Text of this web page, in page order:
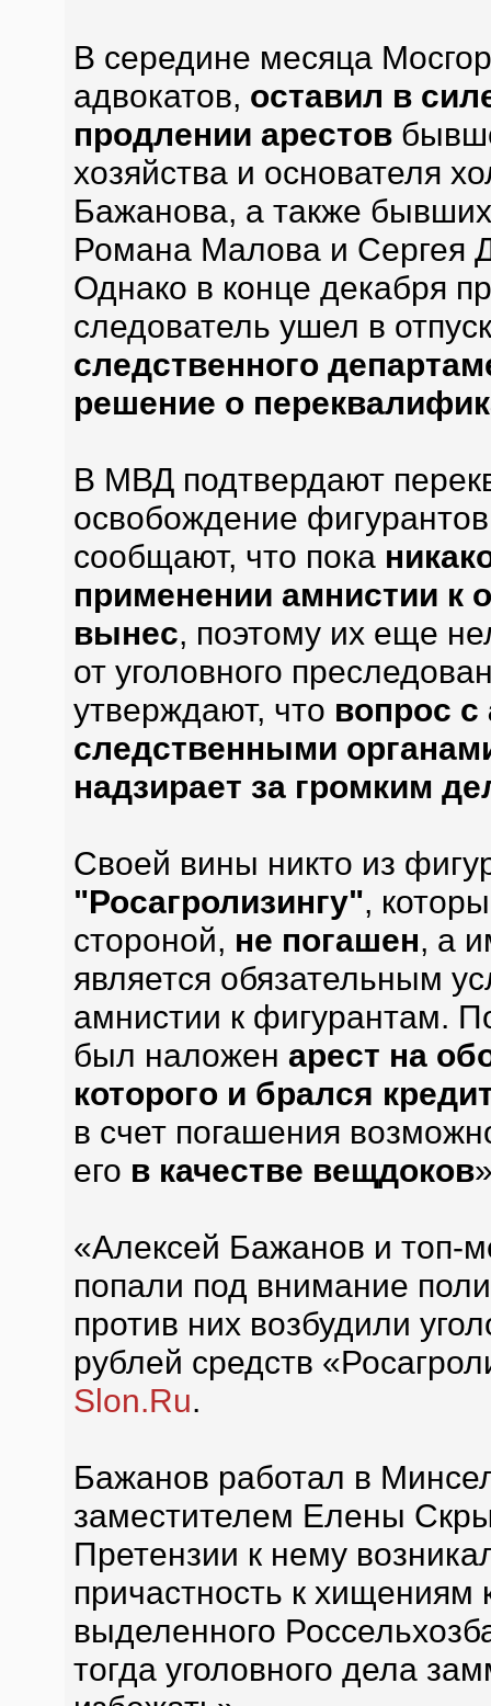
В середине месяца
адвокатов, оставил в
продлении арестов
хозяйства и основателя
Бажанова, а также
Романа Малова и Сергея
Однако в конце декабря
следователь ушел в
следственного
решение о
В МВД подтвердают
освобождение
сообщают, что пока
применении амнистии к
вынес, поэтому их еще
от уголовного
утверждают, что вопрос с
следственными
надзирает за громким
Своей вины никто из
"Росагролизингу",
стороной, не погашен, а
является обязательным
амнистии к фигурантам.
был наложен арест на
которого и брался
в счет погашения
его в качестве вещдоков
«Алексей Бажанов и топ-
попали под внимание
против них возбудили
рублей средств
Slon.Ru.
Бажанов работал в
заместителем Елены
Претензии к нему
причастность к
выделенного
тогда уголовного дела